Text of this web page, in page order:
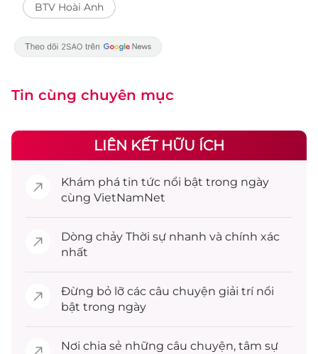
BTV Hoài Anh
Tin cùng chuyên mục
LIÊN KẾT HỮU ÍCH
Khám phá tin tức nổi bật trong ngày
cùng VietNamNet
Dòng chảy Thời sự nhanh và chính xác
nhất
Đừng bỏ lỡ các câu chuyện giải trínổi
bật trong ngày
Nơi chia sẻ những câu chuyện, tâm sự